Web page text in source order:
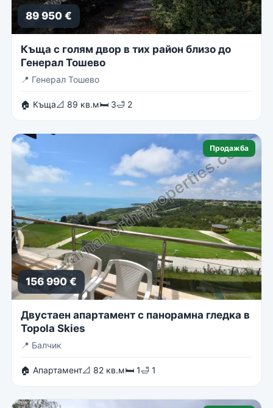
89 950 €
Къща с голям двор в тих район близо до
Генерал Тошево
📍 Генерал Тошево
🏠 Къща📐 89 кв.м🛏 3🛁 2
Продажба
156 990 €
Двустаен апартамент с панорамна гледка в
Topola Skies
📍 Балчик
🏠 Апартамент📐 82 кв.м🛏 1🛁 1